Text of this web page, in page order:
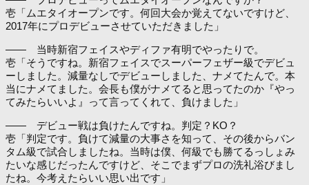
壱「ムエタイオープンです。何回大会か覚えてないですけど、
2017年にプロデビューさせていただきました」
―― 当時新宿フェイスやディファ有明でやったりで。
壱「そうですね。新宿フェイスでスーパーフェザー級でデビュ
ーしました。減量なしでデビューしました、ナメてたんで。本
当にナメてました。会長も僕がナメてると思ってたのか『やっ
てみたらいいよ』って言ってくれて、負けました」
―― デビュー戦は負けたんですね。判定？KO？
壱「判定です。負けて減量の大事さを知って、その後からバン
タム級で試合しましたね。当時は僕、何級でも勝てるっしょみ
たいな感じだったんですけど、そこでまずプロの洗礼浴びまし
たね。今考えたらいい思い出です」